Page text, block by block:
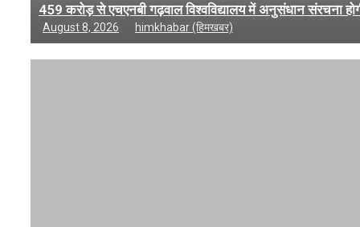
459 करोड़ से एचएनबी गढ़वाल विश्वविद्यालय में अनुसंधान संरचना
August 8, 2026 himkhabar (हिमखबर)